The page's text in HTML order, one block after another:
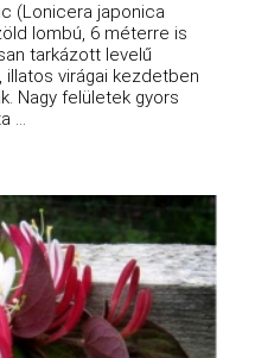
(Lonicera japonica
lombú, 6 méterre is
tarkázott levelű
illatos virágai kezdetben
Nagy felületek gyors
...